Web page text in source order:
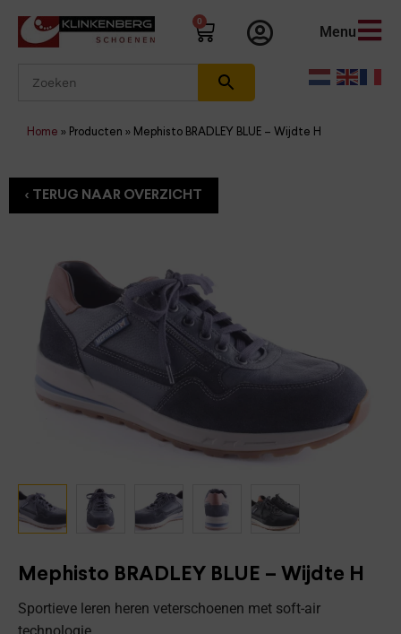
0
Menu
Home » Producten » Mephisto BRADLEY BLUE – Wijdte H
Mephisto BRADLEY BLUE – Wijdte H
Sportieve leren heren veterschoenen met soft-air